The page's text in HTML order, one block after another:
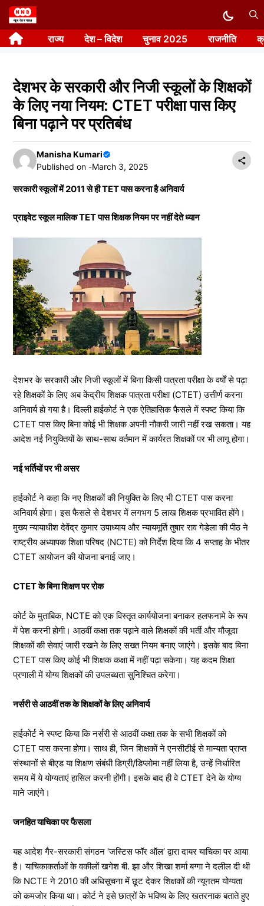
Skip
to
content राज्य देश – विदेश चुनाव 2025 राजनीति
देशभर के सरकारी और निजी स्कूलों के शिक्षकों
के लिए नया नियम: CTET परीक्षा पास किए
बिना पढ़ाने पर प्रतिबंध
Manisha Kumari
Published on -March 3, 2025
सरकारी स्कूलों में 2011 से ही TET पास करना है अनिवार्य
प्राइवेट स्कूल मालिक TET पास शिक्षक नियम पर नहीं देते ध्यान
देशभर के सरकारी और निजी स्कूलों में बिना किसी पात्रता परीक्षा के वर्षों से पढ़ा
रहे शिक्षकों के लिए अब केंद्रीय शिक्षक पात्रता परीक्षा (CTET) उत्तीर्ण करना
अनिवार्य हो गया है। दिल्ली हाईकोर्ट ने एक ऐतिहासिक फैसले में स्पष्ट किया कि
CTET पास किए बिना कोई भी शिक्षक अपनी नौकरी जारी नहीं रख सकता। यह
आदेश नई नियुक्तियों के साथ-साथ वर्तमान में कार्यरत शिक्षकों पर भी लागू होगा।
नई भर्तियों पर भी असर
हाईकोर्ट ने कहा कि नए शिक्षकों की नियुक्ति के लिए भी CTET पास करना
अनिवार्य होगा। इस फैसले से देशभर में लगभग 5 लाख शिक्षक प्रभावित होंगे।
मुख्य न्यायाधीश देवेंद्र कुमार उपाध्याय और न्यायमूर्ति तुषार राव गेडेला की पीठ ने
राष्ट्रीय अध्यापक शिक्षा परिषद (NCTE) को निर्देश दिया कि 4 सप्ताह के भीतर
CTET आयोजन की योजना बनाई जाए।
CTET के बिना शिक्षण पर रोक
कोर्ट के मुताबिक, NCTE को एक विस्तृत कार्ययोजना बनाकर हलफनामे के रूप
में पेश करनी होगी। आठवीं कक्षा तक पढ़ाने वाले शिक्षकों की भर्ती और मौजूदा
शिक्षकों की सेवाएं जारी रखने के लिए सख्त नियम बनाए जाएंगे। इसके बाद बिना
CTET पास किए कोई भी शिक्षक कक्षा में नहीं पढ़ा सकेगा। यह कदम शिक्षा
प्रणाली में योग्य शिक्षकों की उपलब्धता सुनिश्चित करेगा।
नर्सरी से आठवीं तक के शिक्षकों के लिए अनिवार्य
हाईकोर्ट ने स्पष्ट किया कि नर्सरी से आठवीं कक्षा तक के सभी शिक्षकों को
CTET पास करना होगा। साथ ही, जिन शिक्षकों ने एनसीटीई से मान्यता प्राप्त
संस्थानों से बीएड या शिक्षण संबंधी डिग्री/डिप्लोमा नहीं लिया है, उन्हें निर्धारित
समय में ये योग्यताएं हासिल करनी होंगी। इसके बाद ही वे CTET देने के योग्य
माने जाएंगे।
जनहित याचिका पर फैसला
यह आदेश गैर-सरकारी संगठन ‘जस्टिस फॉर ऑल’ द्वारा दायर याचिका पर आया
है। याचिकाकर्ताओं के वकीलों खगेश बी. झा और शिखा शर्मा बग्गा ने दलील दी थी
कि NCTE ने 2010 की अधिसूचना में छूट देकर शिक्षकों की न्यूनतम योग्यता
को कमजोर किया था। कोर्ट ने इसे छात्रों के भविष्य के लिए खतरनाक बताते हुए